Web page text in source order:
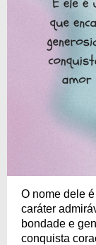
O nome dele
caráter
bondade e
conquista